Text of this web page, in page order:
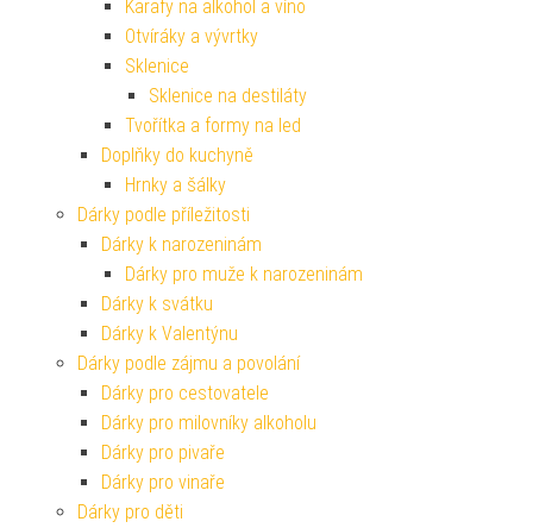
Karafy na alkohol a víno
Otvíráky a vývrtky
Sklenice
Sklenice na destiláty
Tvořítka a formy na led
Doplňky do kuchyně
Hrnky a šálky
Dárky podle příležitosti
Dárky k narozeninám
Dárky pro muže k narozeninám
Dárky k svátku
Dárky k Valentýnu
Dárky podle zájmu a povolání
Dárky pro cestovatele
Dárky pro milovníky alkoholu
Dárky pro pivaře
Dárky pro vinaře
Dárky pro děti